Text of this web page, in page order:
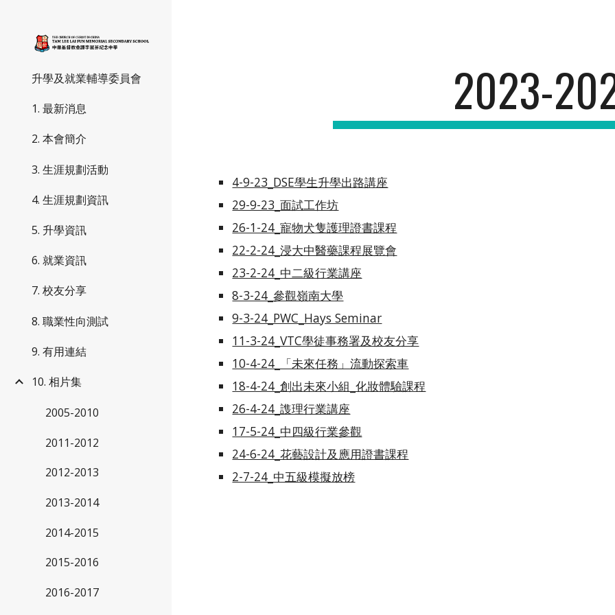
升學及就業輔導委員會
1. 最新消息
2. 本會簡介
3. 生涯規劃活動
4. 生涯規劃資訊
5. 升學資訊
6. 就業資訊
7. 校友分享
8. 職業性向測試
9. 有用連結
10. 相片集
2005-2010
2011-2012
2012-2013
2013-2014
2014-2015
2015-2016
2016-2017
2023-
4-9-23_DSE學生升學出路講座
29-9-23_面試工作坊
26-1-24_寵物犬隻護理證書課程
22-2-24_浸大中醫藥課程展覽會
23-2-24_中二級行業講座
8-3-24_參觀嶺南大學
9-3-24_PWC_Hays Seminar
11-3-24_VTC學徒事務署及校友分享
10-4-24_「未來任務」流動探索車
18-4-24_創出未來小組_化妝體驗課程
26-4-24_謢理行業講座
17-5-24_中四級行業參觀
24-6-24_花藝設計及應用證書課程
2-7-24_中五級模擬放榜